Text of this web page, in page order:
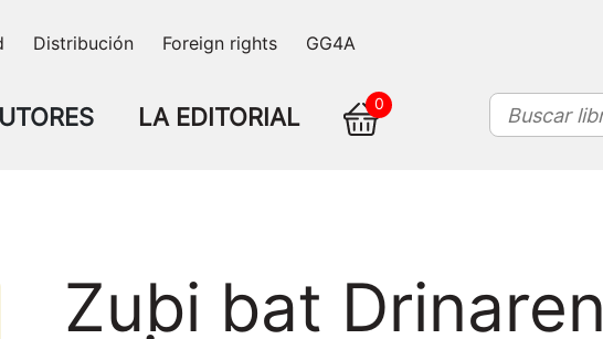
Distribución Foreign rights GG4A
LA EDITORIAL 0
Zubi bat Drinaren